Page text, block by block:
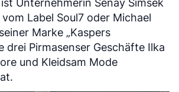
Unternehmerin Senay Simsek
Label Soul7 oder Michael
Marke „Kaspers
drei Pirmasenser Geschäfte Ilka
und Kleidsam Mode